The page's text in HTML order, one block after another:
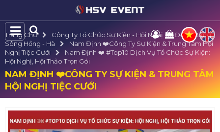
Trang Chủ
Công Ty Tổ Chức Sự Kiện - Hội Nghị Tại Đồng Bằng
Sông Hồng - Hà
Nam Định ❤️️Công Ty Sự Kiện & Trung Tâm Hội
Nghị Tiệc Cưới
Nam Định ❤️️ #top10 Dịch Vụ Tổ Chức Sự Kiện:
Hội Nghị, Hội Thảo Trọn Gói
NAM ĐỊNH ❤️️CÔNG TY SỰ KIỆN & TRUNG TÂM
HỘI NGHỊ TIỆC CƯỚI